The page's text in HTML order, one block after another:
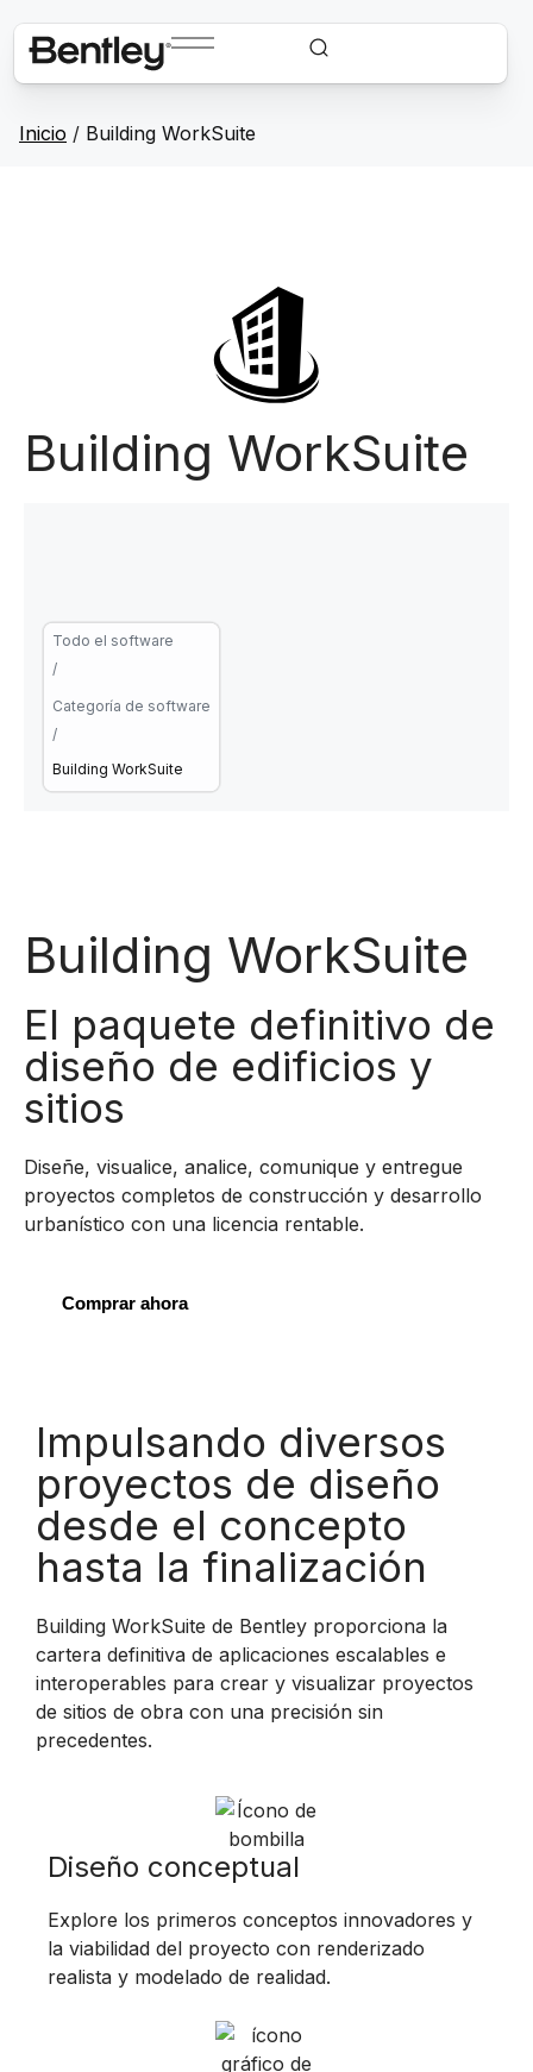
Inicio / Building WorkSuite
Building WorkSuite
Todo el software
/
Categoría de software
/
Building WorkSuite
Building WorkSuite
El paquete definitivo de
diseño de edificios y
sitios
Diseñe, visualice, analice, comunique y entregue
proyectos completos de construcción y desarrollo
urbanístico con una licencia rentable.
Comprar ahora
Impulsando diversos
proyectos de diseño
desde el concepto
hasta la finalización
Building WorkSuite de Bentley proporciona la
cartera definitiva de aplicaciones escalables e
interoperables para crear y visualizar proyectos
de sitios de obra con una precisión sin
precedentes.
Diseño conceptual
Explore los primeros conceptos innovadores y
la viabilidad del proyecto con renderizado
realista y modelado de realidad.